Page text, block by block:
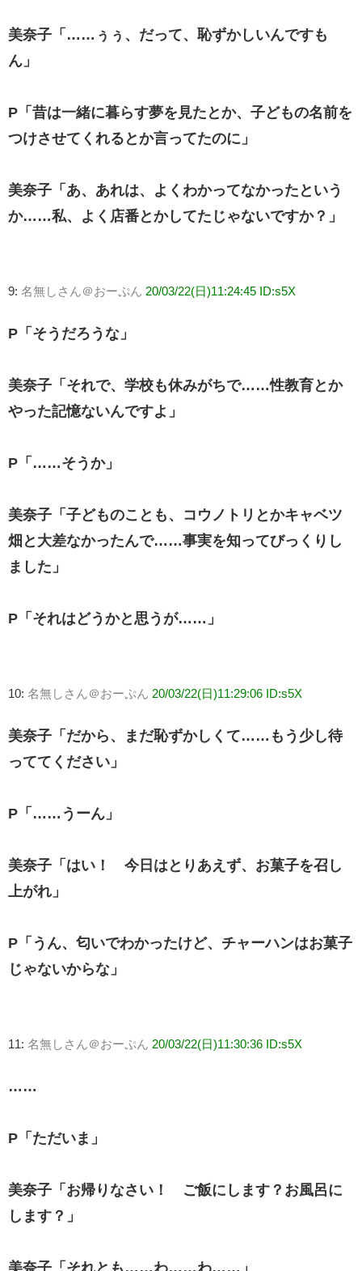
美奈子「……ぅぅ、だって、恥ずかしいんですも
ん」
P「昔は一緒に暮らす夢を見たとか、子どもの名前を
つけさせてくれるとか言ってたのに」
美奈子「あ、あれは、よくわかってなかったという
か……私、よく店番とかしてたじゃないですか？」
9: 名無しさん＠おーぷん 20/03/22(日)11:24:45 ID:s5X
P「そうだろうな」
美奈子「それで、学校も休みがちで……性教育とか
やった記憶ないんですよ」
P「……そうか」
美奈子「子どものことも、コウノトリとかキャベツ
畑と大差なかったんで……事実を知ってびっくりし
ました」
P「それはどうかと思うが……」
10: 名無しさん＠おーぷん 20/03/22(日)11:29:06 ID:s5X
美奈子「だから、まだ恥ずかしくて……もう少し待
っててください」
P「……うーん」
美奈子「はい！ 今日はとりあえず、お菓子を召し
上がれ」
P「うん、匂いでわかったけど、チャーハンはお菓子
じゃないからな」
11: 名無しさん＠おーぷん 20/03/22(日)11:30:36 ID:s5X
……
P「ただいま」
美奈子「お帰りなさい！ ご飯にします？お風呂に
します？」
美奈子「それとも……わ……わ……」